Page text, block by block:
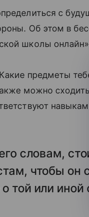
с
Об этом в
школы
предметы
можно
словам,
чтобы он
той или иной